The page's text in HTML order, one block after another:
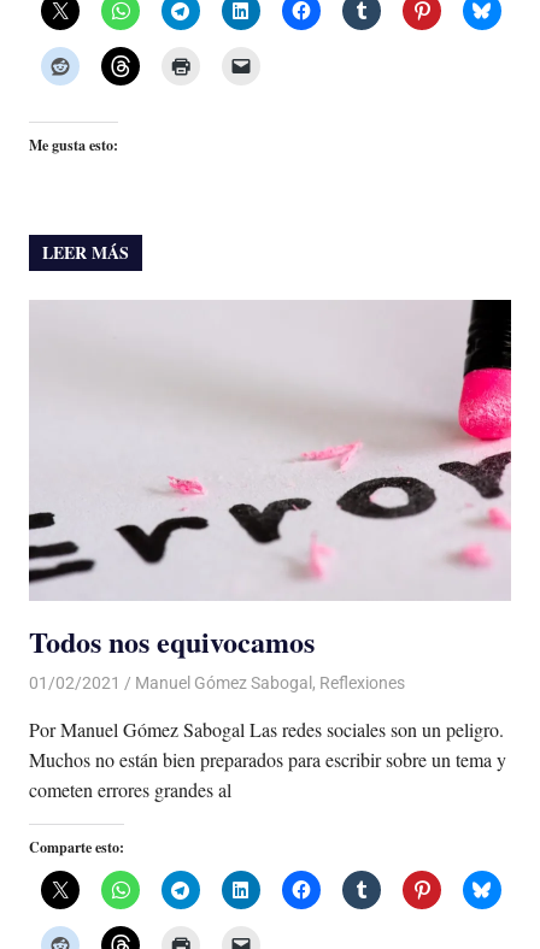
Me gusta esto:
LEER MÁS
Todos nos equivocamos
01/02/2021 De todo un Poco
Manuel Gómez Sabogal , Reflexiones
Por Manuel Gómez Sabogal Las redes sociales son un peligro.
Muchos no están bien preparados para escribir sobre un tema y
cometen errores grandes al
Comparte esto: